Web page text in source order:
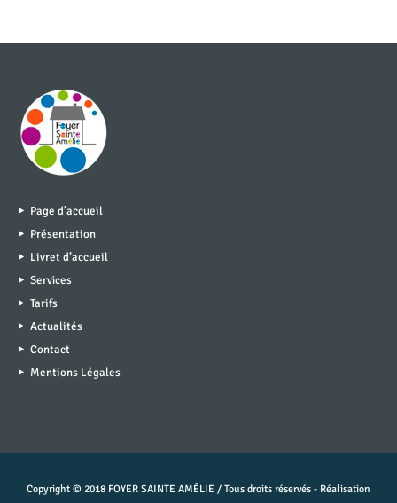
Page d’accueil
Présentation
Livret d’accueil
Services
Tarifs
Actualités
Contact
Mentions Légales
Copyright © 2018 FOYER SAINTE AMÉLIE / Tous droits réservés - Réalisation